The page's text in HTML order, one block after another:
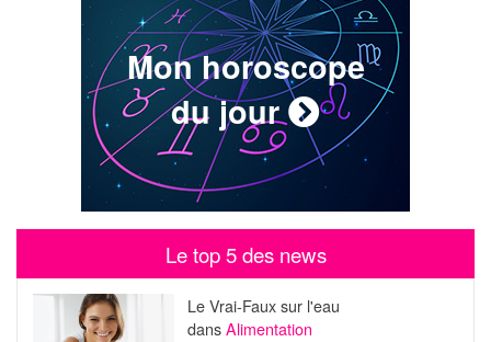
Mon horoscope
du jour
Le top 5 des news
Le Vrai-Faux sur l'eau
dansAlimentation